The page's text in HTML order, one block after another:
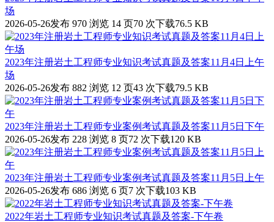
场
2026-05-26发布 970 浏览 14 页70 次下载76.5 KB
2023年注册岩土工程师专业知识考试真题及答案11月4日上午
场
2026-05-26发布 882 浏览 12 页43 次下载79.5 KB
2023年注册岩土工程师专业案例考试真题及答案11月5日下午
2026-05-26发布 228 浏览 8 页72 次下载120 KB
2023年注册岩土工程师专业案例考试真题及答案11月5日上午
2026-05-26发布 686 浏览 6 页7 次下载103 KB
2022年岩土工程师专业知识考试真题及答案-下午卷